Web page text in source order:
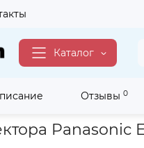
Каталог
Отзывы 0
Для Бизнеса для
Panasonic